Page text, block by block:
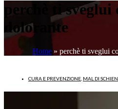
perchè ti sveglui
dolorante
Home » perchè ti sveglui
CURA E PREVENZIONE MAL DI